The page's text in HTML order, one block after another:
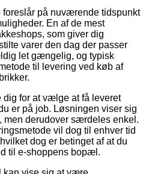
foreslår på nuværende tidspunkt
En af de mest
som giver dig
varer den dag der passer
let gængelig, og typisk
til levering ved køb af
dig for at vælge at få leveret
er på job. Løsningen viser sig
men derudover særdeles enkel.
vil dog til enhver tid
dog er betinget af at du
til e-shoppens bopæl.